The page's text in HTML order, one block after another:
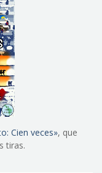
Cien veces», que
tiras.